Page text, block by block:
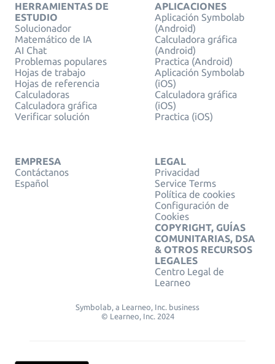
HERRAMIENTAS DE
ESTUDIO
Solucionador
Matemático de IA
AI Chat
Problemas populares
Hojas de trabajo
Hojas de referencia
Calculadoras
Calculadora gráfica
Verificar solución
APLICACIONES
Aplicación Symbolab
(Android)
Calculadora gráfica
(Android)
Practica (Android)
Aplicación Symbolab
(iOS)
Calculadora gráfica
(iOS)
Practica (iOS)
EMPRESA
Contáctanos
Español
LEGAL
Privacidad
Service Terms
Política de cookies
Configuración de
Cookies
COPYRIGHT, GUÍAS
COMUNITARIAS, DSA
& OTROS RECURSOS
LEGALES
Centro Legal de
Learneo
Symbolab, a Learneo, Inc. business
© Learneo, Inc. 2024